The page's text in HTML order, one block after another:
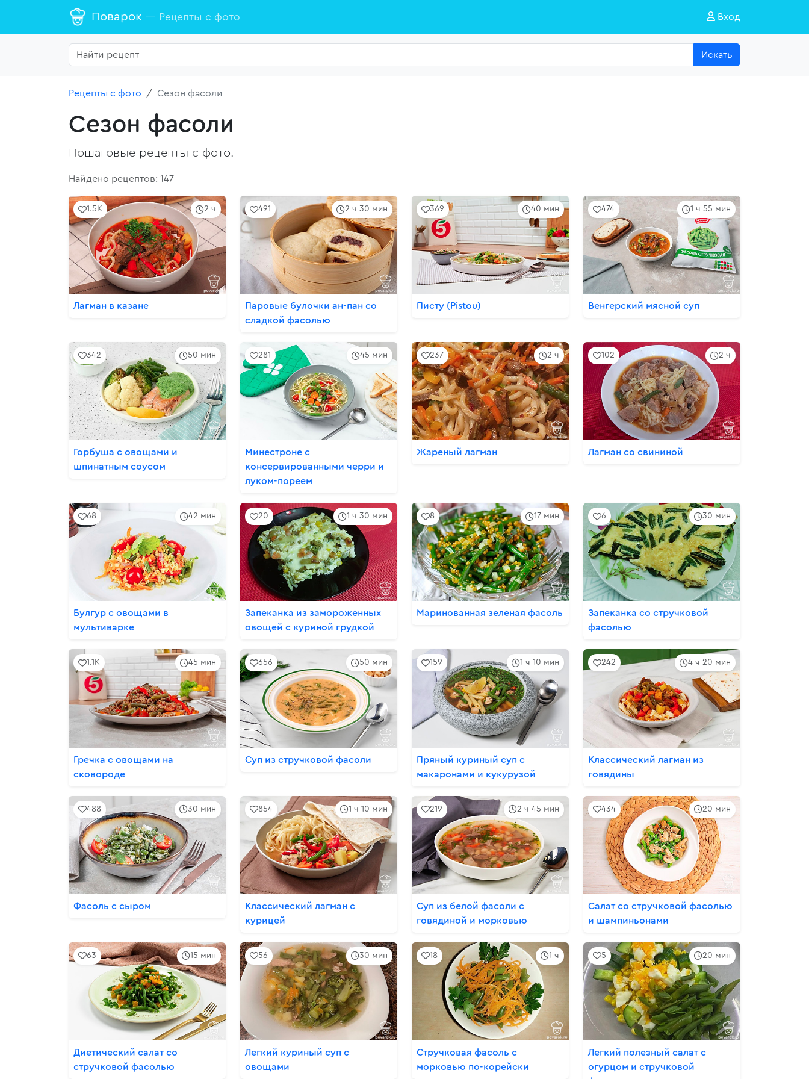
Поварок — Рецепты с фото Вход
Искать
Рецепты с фото Сезон фасоли
Сезон фасоли
Пошаговые рецепты с фото.
Найдено рецептов: 147
2 ч
1.5K
Лагман в казане
2 ч 30 мин
491
Паровые булочки ан-пан со
сладкой фасолью
40 мин
369
Писту (Pistou)
1 ч 55 мин
474
Венгерский мясной суп
50 мин
342
Горбуша с овощами и
шпинатным соусом
45 мин
281
Минестроне с
консервированными черри и
луком-пореем
2 ч
237
Жареный лагман
2 ч
102
Лагман со свининой
42 мин
68
Булгур с овощами в
мультиварке
1 ч 30 мин
20
Запеканка из замороженных
овощей с куриной грудкой
17 мин
8
Маринованная зеленая фасоль
30 мин
6
Запеканка со стручковой
фасолью
45 мин
1.1K
Гречка с овощами на
сковороде
50 мин
656
Суп из стручковой фасоли
1 ч 10 мин
159
Пряный куриный суп с
макаронами и кукурузой
4 ч 20 мин
242
Классический лагман из
говядины
30 мин
488
Фасоль с сыром
1 ч 10 мин
854
Классический лагман с
курицей
2 ч 45 мин
219
Суп из белой фасоли с
говядиной и морковью
20 мин
434
Салат со стручковой фасолью
и шампиньонами
15 мин
63
Диетический салат со
стручковой фасолью
30 мин
56
Легкий куриный суп с
овощами
1 ч
18
Стручковая фасоль с
морковью по-корейски
20 мин
5
Легкий полезный салат с
огурцом и стручковой